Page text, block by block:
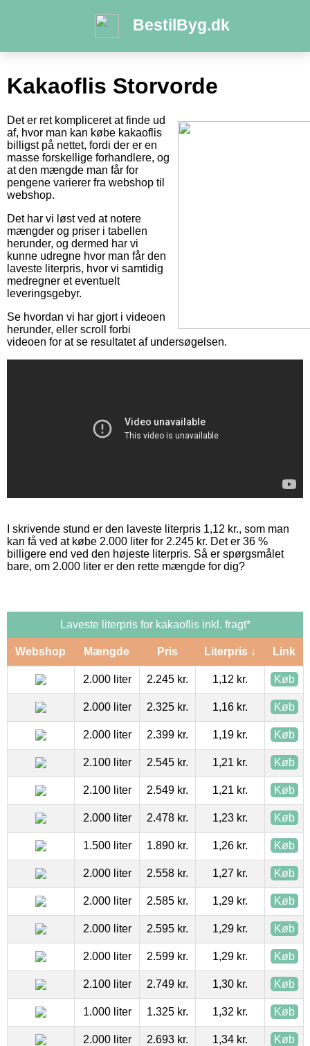
BestilByg.dk
Kakaoflis Storvorde
Det er ret kompliceret at finde ud
af, hvor man kan købe kakaoflis
billigst på nettet, fordi der er en
masse forskellige forhandlere, og
at den mængde man får for
pengene varierer fra webshop til
webshop.
Det har vi løst ved at notere
mængder og priser i tabellen
herunder, og dermed har vi
kunne udregne hvor man får den
laveste literpris, hvor vi samtidig
medregner et eventuelt
leveringsgebyr.
Se hvordan vi har gjort i videoen
herunder, eller scroll forbi
videoen for at se resultatet af undersøgelsen.
I skrivende stund er den laveste literpris 1,12 kr., som man
kan få ved at købe 2.000 liter for 2.245 kr. Det er 36 %
billigere end ved den højeste literpris. Så er spørgsmålet
bare, om 2.000 liter er den rette mængde for dig?
Laveste literpris for kakaoflis inkl. fragt*
Webshop Mængde Pris Literpris ↓ Link
2.000 liter 2.245 kr. 1,12 kr. Køb
2.000 liter 2.325 kr. 1,16 kr. Køb
2.000 liter 2.399 kr. 1,19 kr. Køb
2.100 liter 2.545 kr. 1,21 kr. Køb
2.100 liter 2.549 kr. 1,21 kr. Køb
2.000 liter 2.478 kr. 1,23 kr. Køb
1.500 liter 1.890 kr. 1,26 kr. Køb
2.000 liter 2.558 kr. 1,27 kr. Køb
2.000 liter 2.585 kr. 1,29 kr. Køb
2.000 liter 2.595 kr. 1,29 kr. Køb
2.000 liter 2.599 kr. 1,29 kr. Køb
2.100 liter 2.749 kr. 1,30 kr. Køb
1.000 liter 1.325 kr. 1,32 kr. Køb
2.000 liter 2.693 kr. 1,34 kr. Køb